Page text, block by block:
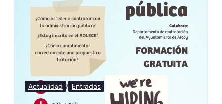
Actualidad Entradas